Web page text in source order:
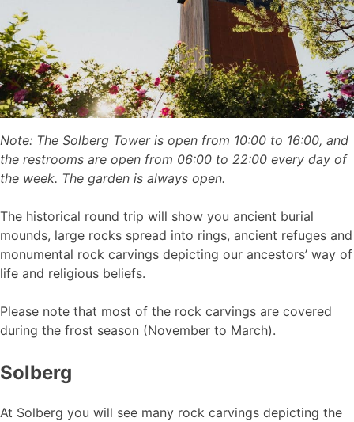
Note: The Solberg Tower is open from 10:00 to 16:00, and
the restrooms are open from 06:00 to 22:00 every day of
the week. The garden is always open.
The historical round trip will show you ancient burial
mounds, large rocks spread into rings, ancient refuges and
monumental rock carvings depicting our ancestors’ way of
life and religious beliefs.
Please note that most of the rock carvings are covered
during the frost season (November to March).
Solberg
At Solberg you will see many rock carvings depicting the